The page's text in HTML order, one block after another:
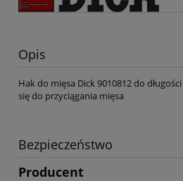
Opis
Hak do mięsa Dick 9010812 do
się do przyciągania mięsa
Bezpieczeństwo
Producent